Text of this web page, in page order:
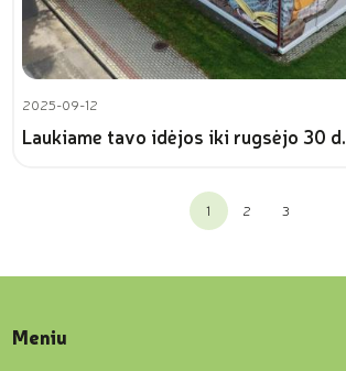
2025-09-12
Laukiame tavo idėjos iki rugsėjo 30 d.
1 2 3
Meniu